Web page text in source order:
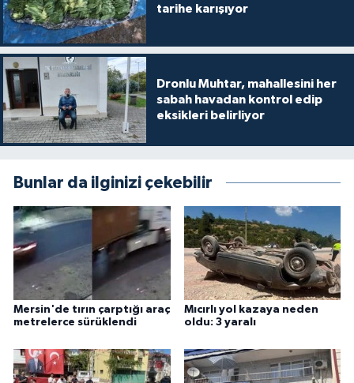
tarihe karışıyor
Dronlu Muhtar, mahallesini her
sabah havadan kontrol edip
eksikleri belirliyor
Bunlar da ilginizi çekebilir
Mersin'de tırın çarptığı araç
metrelerce sürüklendi
Mıcırlı yol kazaya neden
oldu: 3 yaralı